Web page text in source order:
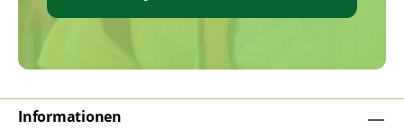
Informationen